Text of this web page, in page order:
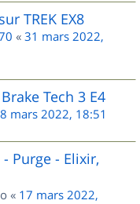
TREK EX8
« 31 mars 2022,
Tech 3 E4
mars 2022, 18:51
Purge - Elixir,
« 17 mars 2022,